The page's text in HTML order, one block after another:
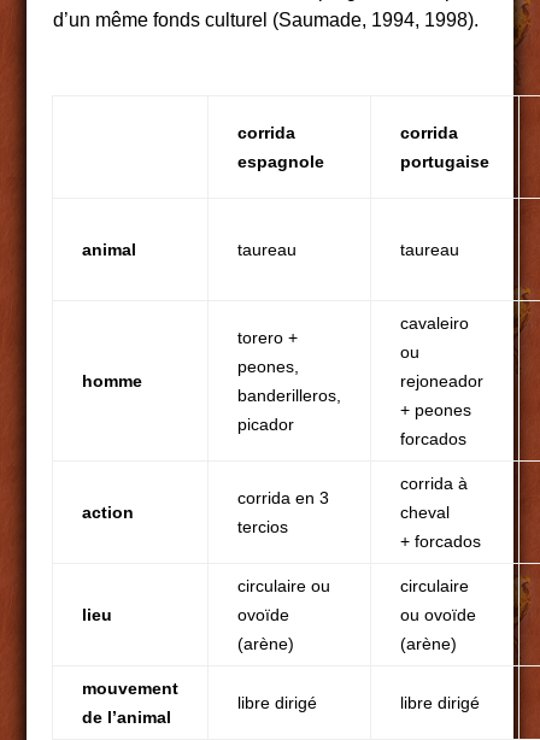
d’un même fonds culturel (Saumade, 1994, 1998).
corrida
espagnole
corrida
portugaise
animal taureau taureau
homme
torero +
peones,
banderilleros,
picador
cavaleiro
ou
rejoneador
+ peones
forcados
action
corrida en 3
tercios
corrida à
cheval
+ forcados
lieu
circulaire ou
ovoïde
(arène)
circulaire
ou ovoïde
(arène)
mouvement
de l’animal
libre dirigé libre dirigé